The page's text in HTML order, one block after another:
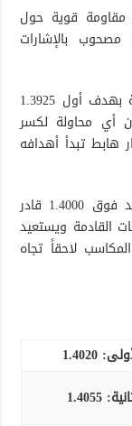
مقاومة قوية حول
مصحوب بالإشارات
بالتالي قد نشهد تراجع خلال الساعات القادمة بهدف أول 1.3925
جيداً بأن أي محاولة لكسر
الزوج لمسار هابط تبدأ أهدافه
من الأعلى التخطي صعوداً والارتقاء من جديد فوق 1.4000 قادر
القادمة ويستعيد
1.4055 وقد تمتد المكاسب لاحقاً تجاه
1.4020
1.4055